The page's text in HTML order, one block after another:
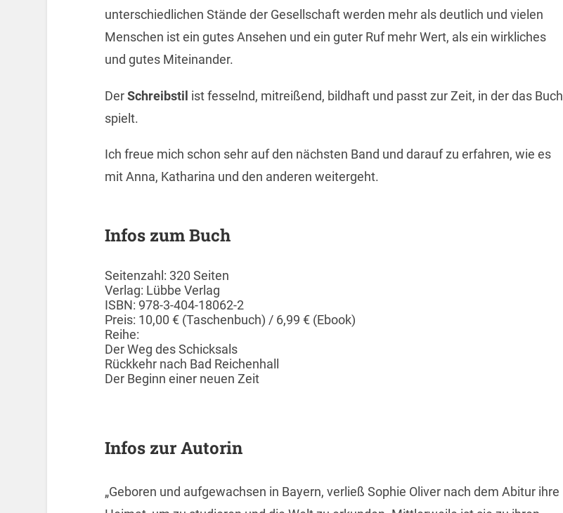
unterschiedlichen Stände der Gesellschaft werden mehr als deutlich und vielen
Menschen ist ein gutes Ansehen und ein guter Ruf mehr Wert, als ein wirkliches
und gutes Miteinander.
DerSchreibstil ist fesselnd, mitreißend, bildhaft und passt zur Zeit, in der das Buch
spielt.
Ich freue mich schon sehr auf den nächsten Band und darauf zu erfahren, wie es
mit Anna, Katharina und den anderen weitergeht.
Infos zum Buch
Seitenzahl: 320 Seiten
Verlag: Lübbe Verlag
ISBN: 978-3-404-18062-2
Preis: 10,00 € (Taschenbuch) / 6,99 € (Ebook)
Reihe:
Der Weg des Schicksals
Rückkehr nach Bad Reichenhall
Der Beginn einer neuen Zeit
Infos zur Autorin
„Geboren und aufgewachsen in Bayern, verließ Sophie Oliver nach dem Abitur ihre